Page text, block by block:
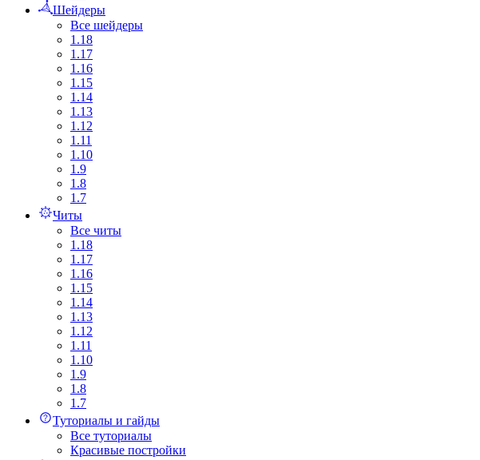
Шейдеры
Все шейдеры
1.18
1.17
1.16
1.15
1.14
1.13
1.12
1.11
1.10
1.9
1.8
1.7
Читы
Все читы
1.18
1.17
1.16
1.15
1.14
1.13
1.12
1.11
1.10
1.9
1.8
1.7
Туториалы и гайды
Все туториалы
Красивые постройки